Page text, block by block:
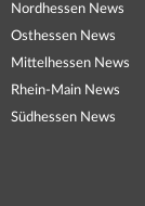
Nordhessen News
Osthessen News
Mittelhessen News
Rhein-Main News
Südhessen News